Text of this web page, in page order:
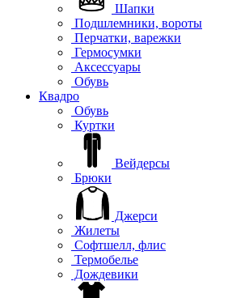
Шапки
Подшлемники, вороты
Перчатки, варежки
Гермосумки
Аксессуары
Обувь
Квадро
Обувь
Куртки
Вейдерсы
Брюки
Джерси
Жилеты
Софтшелл, флис
Термобелье
Дождевики